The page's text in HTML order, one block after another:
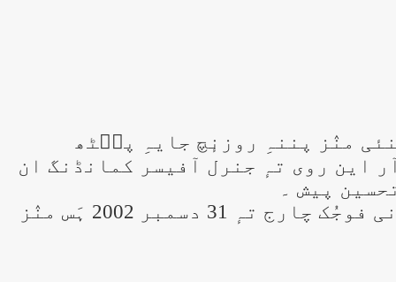
یُس ژٔنٛدٕروارِ دۄہ 83 ؤری وٲنٛسہِ منٛز چنئی منٛز پننہِ روزنٕچ جایہِ پٮ۪ٹھ
این روی تہٕ جنرل آفیسر کمانڈنگ ان
پیش ۔
تٔمۍ سمبھٲل 30 ستمبر 2000 ہَس منٛز 20 ہِمہِ چیف آف آرمی سٹاف سنٛد پٲٹھۍ ہندوستٲنی فوجُک چارج تہٕ 31 دسمبر 2002 ہَس منٛز